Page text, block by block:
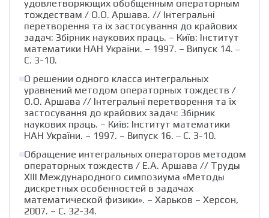
удовлетворяющих обобщенным операторным
тождествам / О.О. Аршава. // Інтегральні
перетворення та їх застосування до крайових
задач: Збірник наукових праць. – Київ: Інститут
математики НАН України. – 1997. – Випуск 14. ‒
С. 3-10.
О решении одного класса интегральных
уравнений методом операторных тождеств /
О.О. Аршава // Інтегральні перетворення та їх
застосування до крайових задач: Збірник
наукових праць. – Київ: Інститут математики
НАН України. – 1997. – Випуск 16. ‒ С. 3-10.
Обращение интегральных операторов методом
операторных тождеств / Е.А. Аршава // Труды
ХІІІ Международного симпозиума «Методы
дискретных особенностей в задачах
математической физики». – Харьков – Херсон,
2007. – С. 32-34.